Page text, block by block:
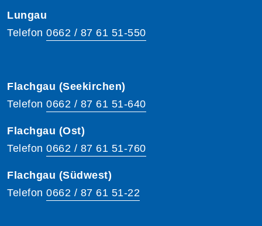
Lungau
Telefon 0662 / 87 61 51-550
Flachgau (Seekirchen)
Telefon 0662 / 87 61 51-640
Flachgau (Ost)
Telefon 0662 / 87 61 51-760
Flachgau (Südwest)
Telefon 0662 / 87 61 51-22